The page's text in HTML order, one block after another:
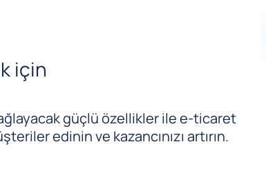
için
güçlü özellikler ile e-ticaret
edinin ve kazancınızı artırın.